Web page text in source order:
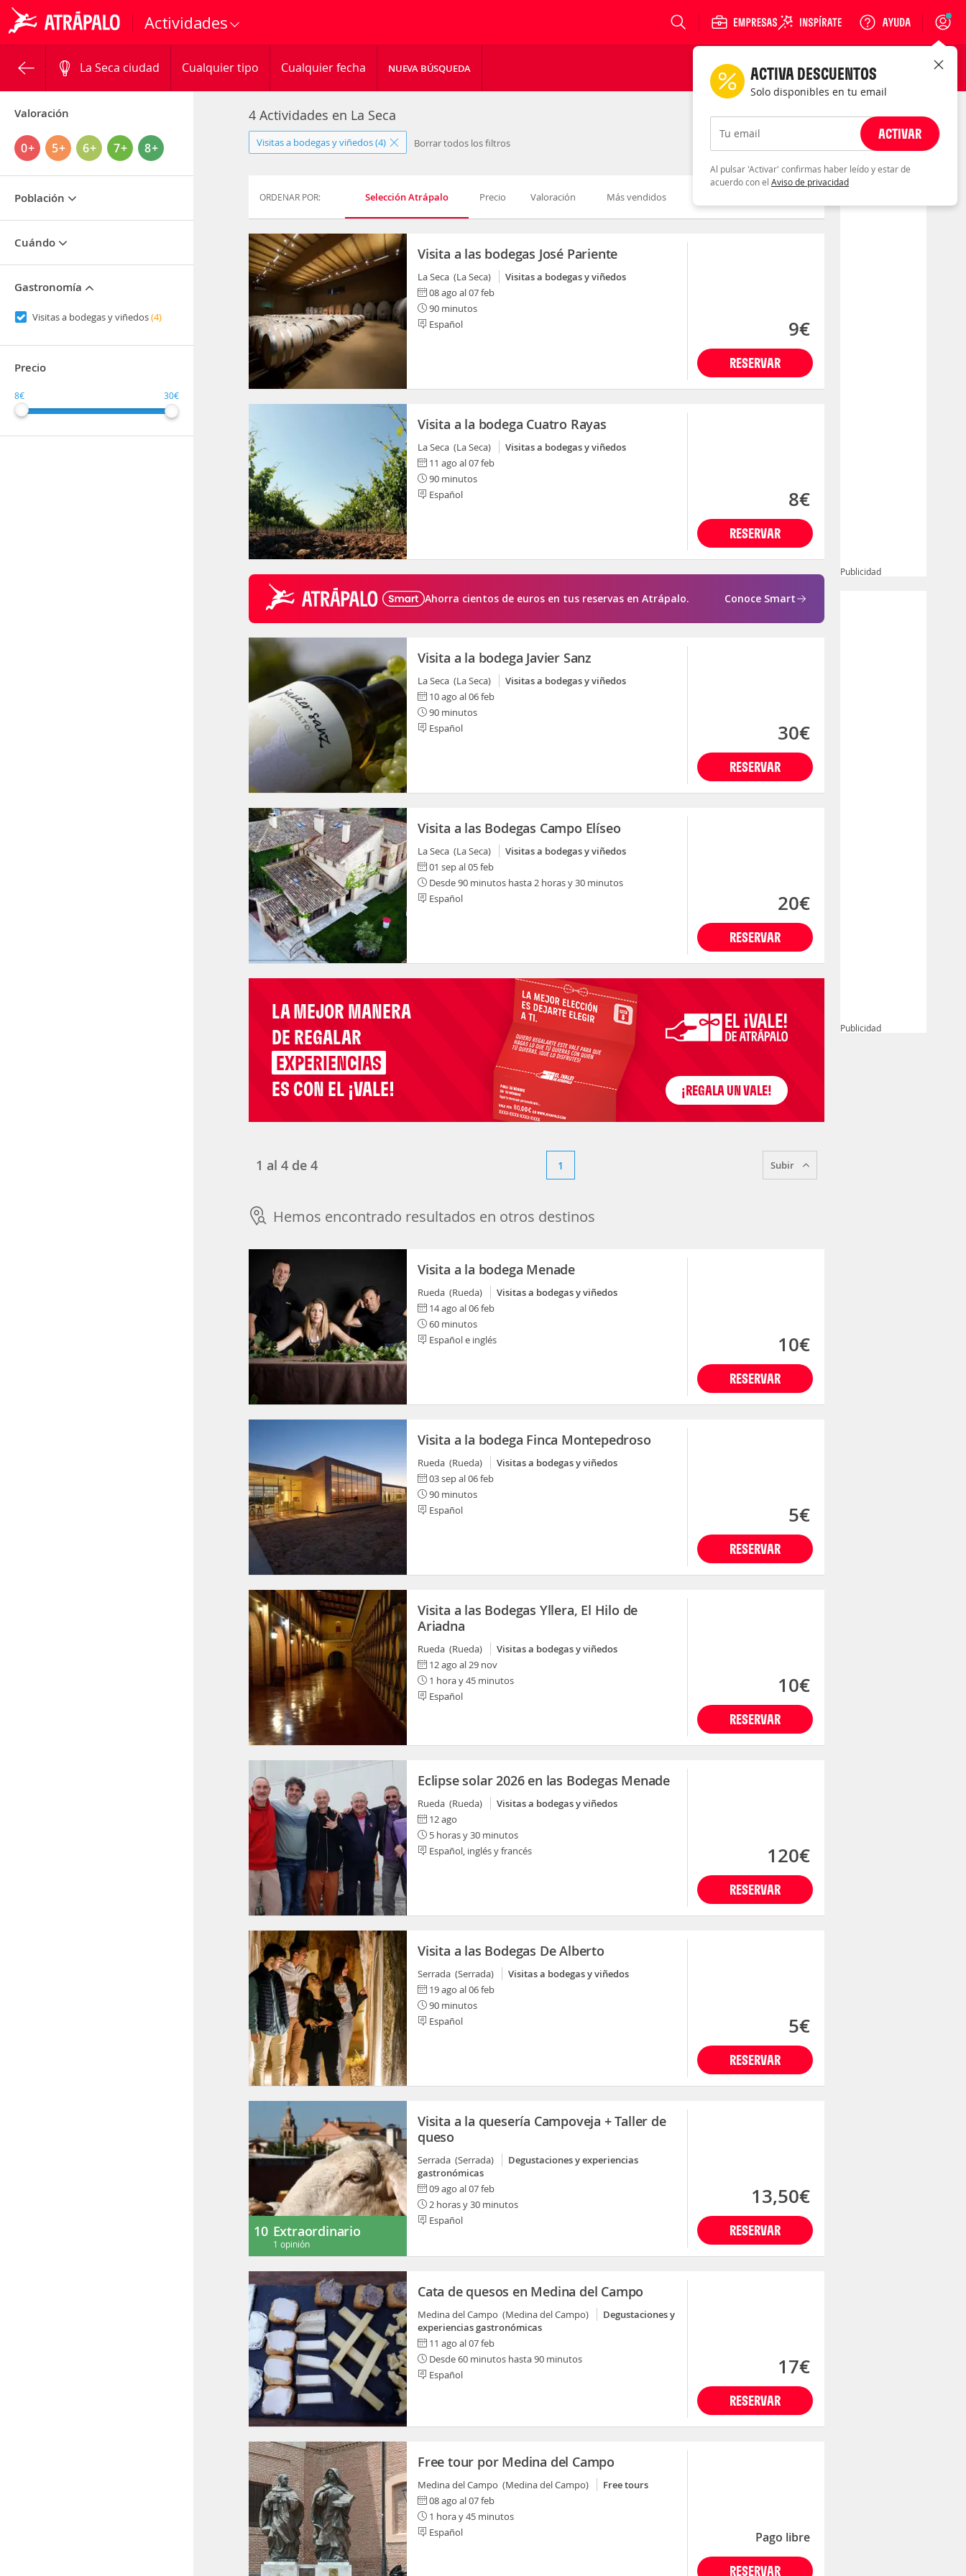
Actividades Login
La Seca ciudad Cualquier tipo Cualquier fecha NUEVA BÚSQUEDA
Valoración
0+ 5+ 6+ 7+ 8+
Población
Cuándo
Gastronomía
Visitas a bodegas y viñedos(4)
Precio
8€ 30€
4 Actividades en La Seca
Visitas a bodegas y viñedos (4) Borrar todos los filtros
ORDENAR POR: Selección Atrápalo Precio Valoración Más vendidos
Visita a las bodegas José Pariente
La Seca (La Seca)
Visitas a bodegas y viñedos
08 ago al 07 feb
90 minutos
Español
RESERVAR
9€
Visita a la bodega Cuatro Rayas
La Seca (La Seca)
Visitas a bodegas y viñedos
11 ago al 07 feb
90 minutos
Español
RESERVAR
8€
Ahorra cientos de euros en tus reservas en Atrápalo. Conoce Smart
Visita a la bodega Javier Sanz
La Seca (La Seca)
Visitas a bodegas y viñedos
10 ago al 06 feb
90 minutos
Español
RESERVAR
30€
Visita a las Bodegas Campo Elíseo
La Seca (La Seca)
Visitas a bodegas y viñedos
01 sep al 05 feb
Desde 90 minutos hasta 2 horas y 30 minutos
Español
RESERVAR
20€
LA MEJOR MANERA
DE REGALAR
EXPERIENCIAS
ES CON EL ¡VALE!
1 al 4 de 4 1 Subir
Hemos encontrado resultados en otros destinos
Visita a la bodega Menade
Rueda (Rueda)
Visitas a bodegas y viñedos
14 ago al 06 feb
60 minutos
Español e inglés
RESERVAR
10€
Visita a la bodega Finca Montepedroso
Rueda (Rueda)
Visitas a bodegas y viñedos
03 sep al 06 feb
90 minutos
Español
RESERVAR
5€
Visita a las Bodegas Yllera, El Hilo de
Ariadna
Rueda (Rueda)
Visitas a bodegas y viñedos
12 ago al 29 nov
1 hora y 45 minutos
Español
RESERVAR
10€
Eclipse solar 2026 en las Bodegas Menade
Rueda (Rueda)
Visitas a bodegas y viñedos
12 ago
5 horas y 30 minutos
Español, inglés y francés
RESERVAR
120€
Visita a las Bodegas De Alberto
Serrada (Serrada)
Visitas a bodegas y viñedos
19 ago al 06 feb
90 minutos
Español
RESERVAR
5€
10 Extraordinario
1 opinión
Visita a la quesería Campoveja + Taller de
queso
Serrada (Serrada)
Degustaciones y experiencias
gastronómicas
09 ago al 07 feb
2 horas y 30 minutos
Español
RESERVAR
13,50€
Cata de quesos en Medina del Campo
Medina del Campo (Medina del Campo)
Degustaciones y
experiencias gastronómicas
11 ago al 07 feb
Desde 60 minutos hasta 90 minutos
Español
RESERVAR
17€
Free tour por Medina del Campo
Medina del Campo (Medina del Campo)
Free tours
08 ago al 07 feb
1 hora y 45 minutos
Español
RESERVAR
Pago libre
Publicidad
Publicidad
ACTIVA DESCUENTOS
Solo disponibles en tu email
Tu email ACTIVAR
Al pulsar 'Activar' confirmas haber leído y estar de
acuerdo con el Aviso de privacidad